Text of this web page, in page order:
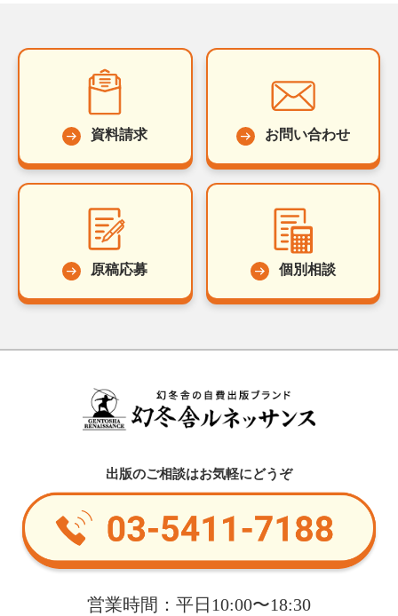
資料請求 お問い合わせ
原稿応募 個別相談
出版のご相談はお気軽にどうぞ
営業時間：平日10:00〜18:30